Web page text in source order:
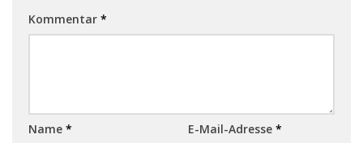
Kommentar *
Name * E-Mail-Adresse *